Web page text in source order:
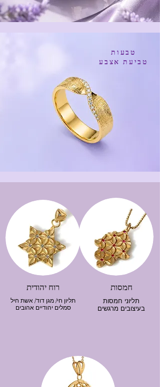
טבעות
טביעת אצבע
רוח יהודית
תליון חי/ מגן דוד/ אשת חיל
סמלים יהודיים אהובים
חמסות
תליוני חמסות
בעיצובים מרגשים